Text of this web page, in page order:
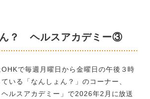
？ ヘルスアカデミー③
で毎週月曜日から金曜日の午後３時
いる「なんしょん？」のコーナー、
ルスアカデミー」で2026年2月に放送